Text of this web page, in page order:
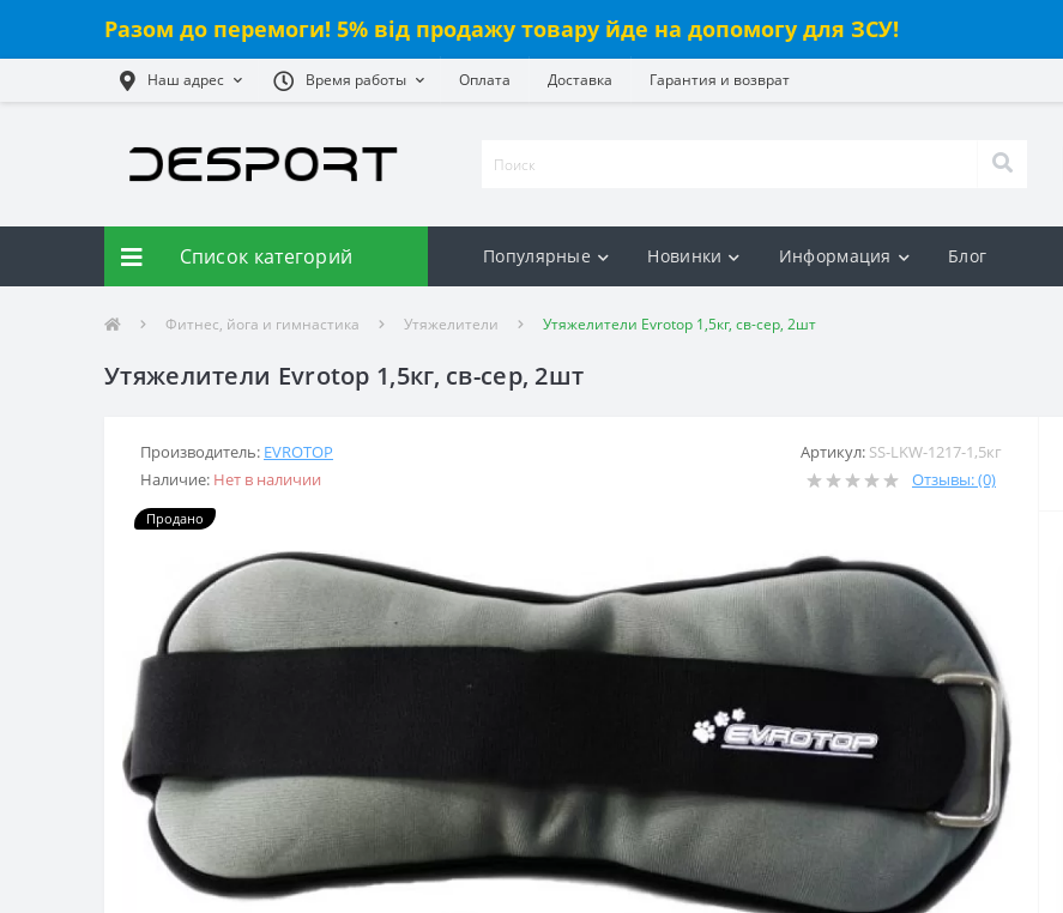
Разом до перемоги! 5% від продажу товару йде на допомогу для ЗСУ!
Наш адрес Время работы Оплата Доставка Гарантия и возврат
Список категорий Популярные Новинки Информация Блог
Фитнес, йога и гимнастика Утяжелители Утяжелители Evrotop 1,5кг, св-сер, 2шт
Утяжелители Evrotop 1,5кг, св-сер, 2шт
Производитель: EVROTOP Артикул: SS-LKW-1217-1,5кг
Наличие: Нет в наличии Отзывы: (0)
Продано